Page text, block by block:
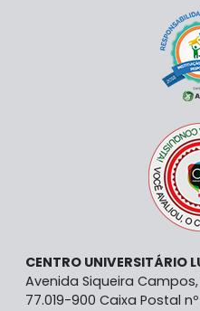
CENTRO UNIVERSITÁRIO
Avenida Siqueira Campos,
77.019-900 Caixa Postal